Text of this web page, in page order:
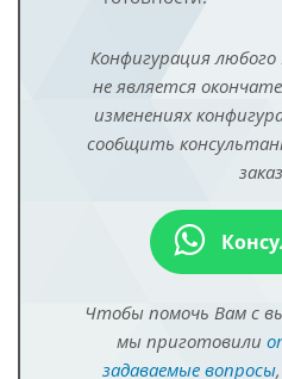
Конфигурация
не является
изменениях
сообщить
Чтобы помочь Вам с
мы приготовили
задаваемые вопросы